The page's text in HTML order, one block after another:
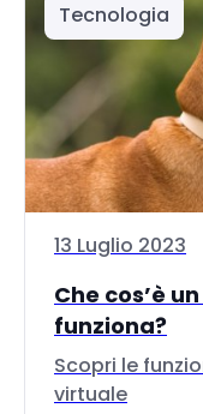
Tecnologia
13 Luglio 2023
Che cos’è
funziona?
Scopri le
virtuale